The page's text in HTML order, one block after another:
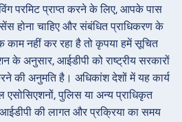
परमिट प्राप्त करने के लिए, आपके पास
होना चाहिए और संबंधित प्राधिकरण के
काम नहीं कर रहा है तो कृपया हमें सूचित
के अनुसार, आईडीपी को राष्ट्रीय सरकारों
करने की अनुमति है। अधिकांश देशों में यह कार्य
पुलिस या अन्य प्राधिकृत
आईडीपी की लागत और प्रक्रिया का समय